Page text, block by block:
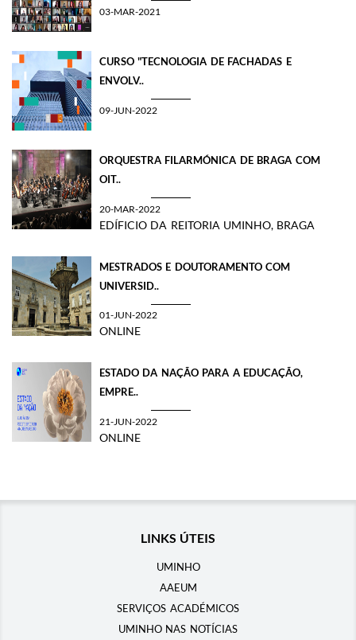
03-MAR-2021
CURSO "TECNOLOGIA DE FACHADAS E
ENVOLV..
09-JUN-2022
ORQUESTRA FILARMÓNICA DE BRAGA COM
OIT..
20-MAR-2022
EDÍFICIO DA REITORIA UMINHO, BRAGA
MESTRADOS E DOUTORAMENTO COM
UNIVERSID..
01-JUN-2022
ONLINE
ESTADO DA NAÇÃO PARA A EDUCAÇÃO,
EMPRE..
21-JUN-2022
ONLINE
LINKS ÚTEIS
UMINHO
AAEUM
SERVIÇOS ACADÉMICOS
UMINHO NAS NOTÍCIAS